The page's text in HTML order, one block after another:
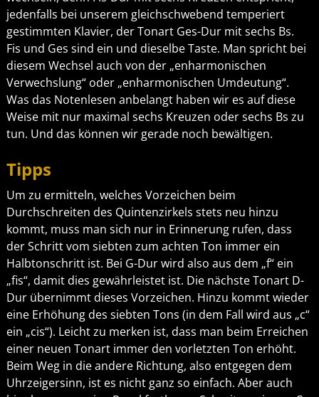
jedenfalls bei unserem gleichschwebend temperiert
gestimmten Klavier, der Tonart Ges-Dur mit sechs Bs.
Fis und Ges sind ein und dieselbe Taste. Man spricht bei
diesem Wechsel auch von der „enharmonischen
Verwechslung“ oder „enharmonischen Umdeutung“.
Was das Notenlesen anbelangt haben wir es auf diese
Weise mit nur maximal sechs Kreuzen oder sechs Bs zu
tun. Und das können wir gerade noch bewältigen.
Tipps
Um zu ermitteln, welches Vorzeichen beim
Durchschreiten des Quintenzirkels stets neu hinzu
kommt, muss man sich nur in Erinnerung rufen, dass
der Schritt vom siebten zum achten Ton immer ein
Halbtonschritt ist. Bei G-Dur wird also aus dem „f“ ein
„fis“, damit dies gewährleistet ist. Die nächste Tonart D-
Dur übernimmt dieses Vorzeichen. Hinzu kommt wieder
eine Erhöhung des siebten Tons (in dem Fall wird aus „c“
ein „cis“). Leicht zu merken ist, dass man beim Erreichen
einer neuen Tonart immer den vorletzten Ton erhöht.
Beim Weg in die andere Richtung, also entgegen dem
Uhrzeigersinn, ist es nicht ganz so einfach. Aber auch